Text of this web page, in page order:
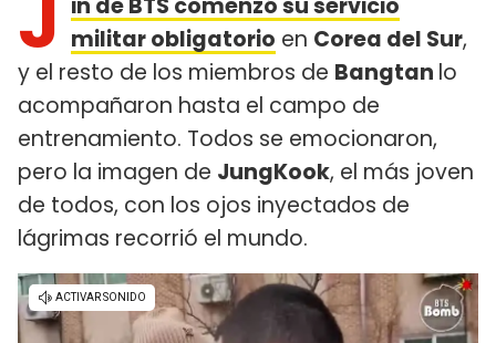
J militar obligatorio en Corea del Sur,
y el resto de los miembros de Bangtan lo
acompañaron hasta el campo de
entrenamiento. Todos se emocionaron,
pero la imagen de JungKook, el más joven
de todos, con los ojos inyectados de
lágrimas recorrió el mundo.